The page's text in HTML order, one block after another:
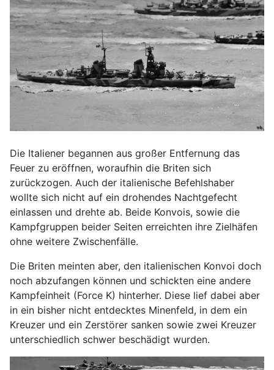
Die Italiener begannen aus großer Entfernung das
Feuer zu eröffnen, woraufhin die Briten sich
zurückzogen. Auch der italienische Befehlshaber
wollte sich nicht auf ein drohendes Nachtgefecht
einlassen und drehte ab. Beide Konvois, sowie die
Kampfgruppen beider Seiten erreichten ihre Zielhäfen
ohne weitere Zwischenfälle.
Die Briten meinten aber, den italienischen Konvoi doch
noch abzufangen können und schickten eine andere
Kampfeinheit (Force K) hinterher. Diese lief dabei aber
in ein bisher nicht entdecktes Minenfeld, in dem ein
Kreuzer und ein Zerstörer sanken sowie zwei Kreuzer
unterschiedlich schwer beschädigt wurden.